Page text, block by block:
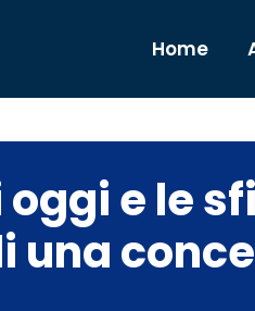
Home
e le
una